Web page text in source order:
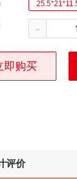
-
即购买
评价